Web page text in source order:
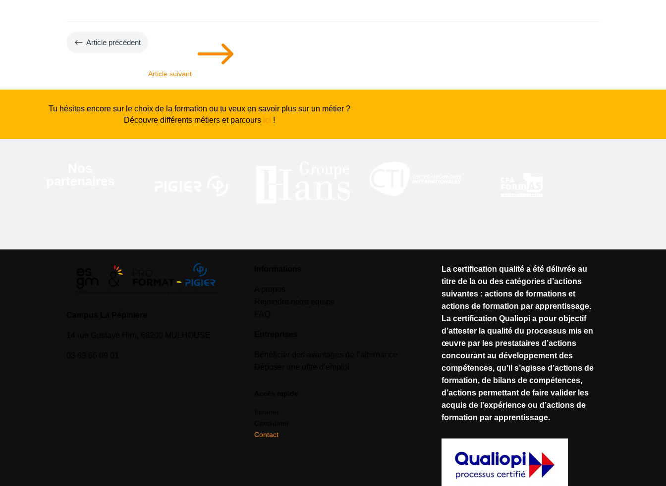
# Article précédent
Article suivant $
Tu hésites encore sur le choix de la formation ou tu veux en savoir plus sur un métier ?
Découvre différents métiers et parcours ici !
Contact
La certification qualité a été délivrée au
titre de la ou des catégories d’actions
suivantes : actions de formations et
actions de formation par apprentissage.
La certification Qualiopi a pour objectif
d’attester la qualité du processus mis en
œuvre par les prestataires d’actions
concourant au développement des
compétences, qu’il s’agisse d’actions de
formation, de bilans de compétences,
d’actions permettant de faire valider les
acquis de l’expérience ou d’actions de
formation par apprentissage.